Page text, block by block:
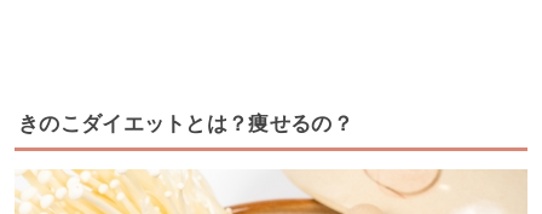
きのこダイエットとは？痩せるの？